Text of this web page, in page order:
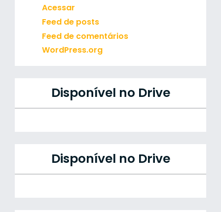
Acessar
Feed de posts
Feed de comentários
WordPress.org
Disponível no Drive
Disponível no Drive